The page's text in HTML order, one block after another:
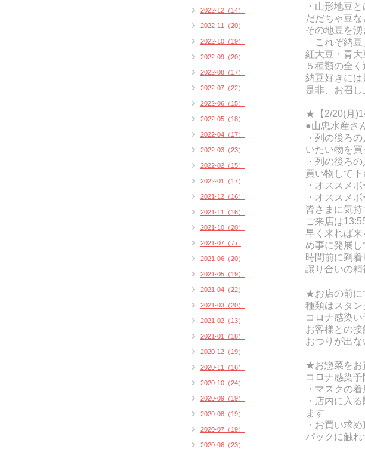
・山形地豆
だだちゃ豆
その地豆を
「これぞ納
紅大豆・青大
５種類の全
納豆好きに
是非、お召し
★【2/20(月
●山忠水産さ
・列の後ろ
いたい物を買
・列の後ろ
買い物して下
・オススメ
・オススメ
皆さまに気持
ご来店は
早く来れば
め事に発展
時間前に到
譲り合いの
★お店の前に
種類はスタン
コロナ感染
お客様との
おつりが出
★お惣菜をお
コロナ感染
・マスクの
・店内に入
ます
・お買い求
パックに触
2022-12（14）
2022-11（20）
2022-10（19）
2022-09（20）
2022-08（17）
2022-07（22）
2022-06（15）
2022-05（18）
2022-04（17）
2022-03（23）
2022-02（15）
2022-01（17）
2021-12（16）
2021-11（16）
2021-10（20）
2021-07（7）
2021-06（20）
2021-05（19）
2021-04（22）
2021-03（20）
2021-02（13）
2021-01（18）
2020-12（19）
2020-11（16）
2020-10（24）
2020-09（19）
2020-08（19）
2020-07（19）
2020-06（23）